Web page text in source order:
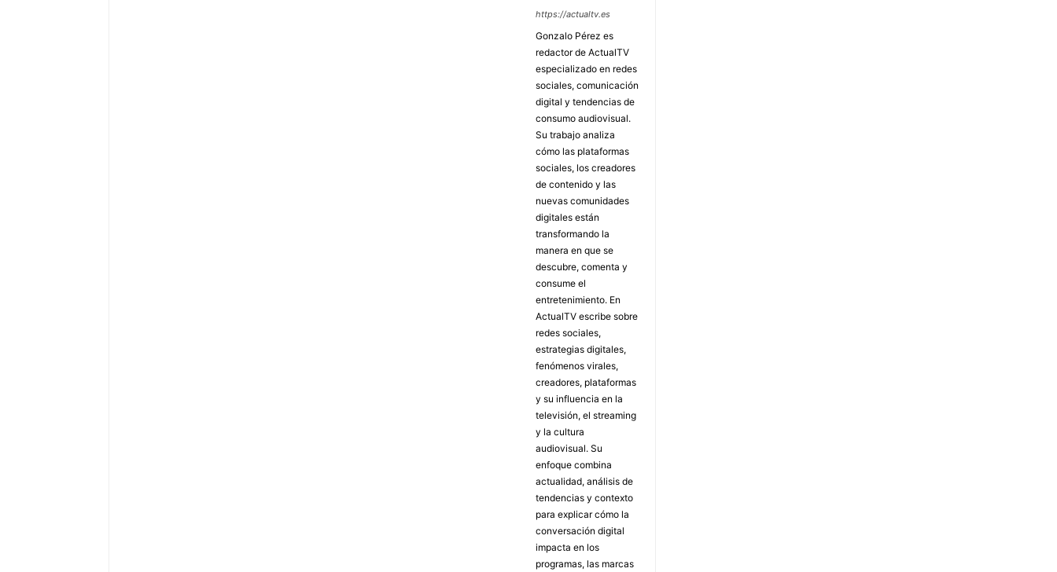
https://actualtv.es
Gonzalo Pérez es
redactor de ActualTV
especializado en redes
sociales, comunicación
digital y tendencias de
consumo audiovisual.
Su trabajo analiza
cómo las plataformas
sociales, los creadores
de contenido y las
nuevas comunidades
digitales están
transformando la
manera en que se
descubre, comenta y
consume el
entretenimiento. En
ActualTV escribe sobre
redes sociales,
estrategias digitales,
fenómenos virales,
creadores, plataformas
y su influencia en la
televisión, el streaming
y la cultura
audiovisual. Su
enfoque combina
actualidad, análisis de
tendencias y contexto
para explicar cómo la
conversación digital
impacta en los
programas, las marcas